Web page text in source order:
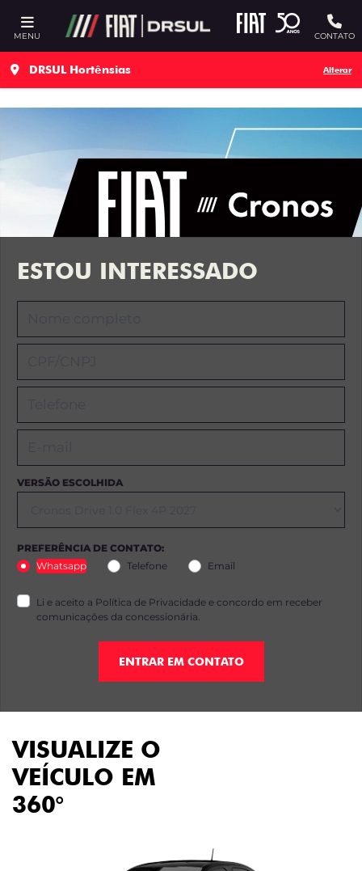
Ativar a compatibilidade com o leitor de tela
MENU CONTATO
DRSUL Hortênsias Alterar
ESTOU INTERESSADO
VERSÃO ESCOLHIDA
PREFERÊNCIA DE CONTATO:
Whatsapp
Telefone Email
Li e aceito a Política de Privacidade e concordo em receber
comunicações da concessionária.
ENTRAR EM CONTATO
VISUALIZE O
VEÍCULO EM
360°